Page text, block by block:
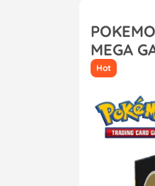
MEGA
Hot